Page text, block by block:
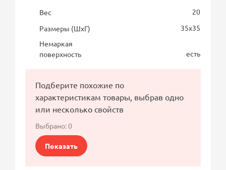
Вес
20
Размеры (ШхГ)
35х35
Немаркая
поверхность
есть
Подберите похожие по
характеристикам товары, выбрав одно
или несколько свойств
Выбрано:0
Показать